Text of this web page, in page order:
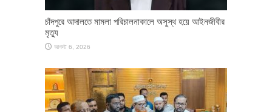
চাঁদপুরে আদালতে মামলা পরিচালনাকালে অসুস্থ হয়ে আইনজীবীর
মৃত্যু
আগস্ট 6, 2026